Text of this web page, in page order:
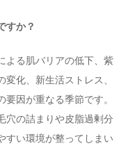
すか？
よる肌バリアの低下、紫
化、新生活ストレス、
因が重なる季節です。
穴の詰まりや皮脂過剰分
すい環境が整ってしまい